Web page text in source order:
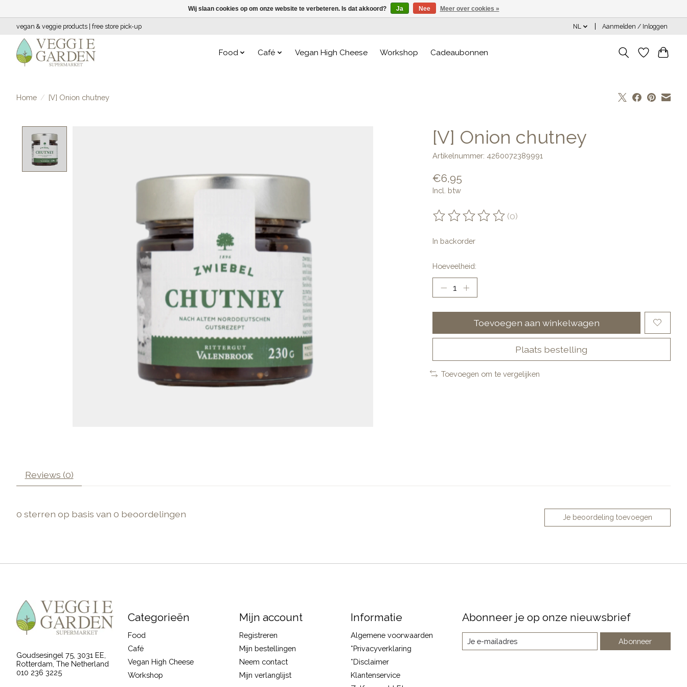
vegan & veggie products | free store pick-up NL Aanmelden / Inloggen
Food Café Vegan High Cheese Workshop Cadeaubonnen
Home / [V] Onion chutney
[V] Onion chutney
Artikelnummer: 4260072389991
€6,95
Incl. btw
De beoordeling van dit product is
(0)
In backorder
Hoeveelheid:
Toevoegen aan winkelwagen
Plaats bestelling
Toevoegen om te vergelijken
Reviews (0)
0 sterren op basis van 0 beoordelingen Je beoordeling toevoegen
Goudsesingel 75, 3031 EE,
Rotterdam, The Netherland
010 236 3225
Categorieën
Food
Café
Vegan High Cheese
Workshop
Mijn account
Registreren
Mijn bestellingen
Neem contact
Mijn verlanglijst
Informatie
Algemene voorwaarden
*Privacyverklaring
*Disclaimer
Klantenservice
Abonneer je op onze nieuwsbrief
Abonneer
Wij slaan cookies op om onze website te verbeteren. Is dat akkoord? Ja Nee Meer over cookies »